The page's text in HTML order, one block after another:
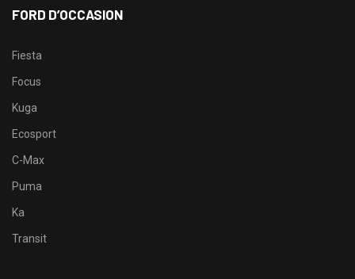
FORD D’OCCASION
Fiesta
Focus
Kuga
Ecosport
C-Max
Puma
Ka
Transit